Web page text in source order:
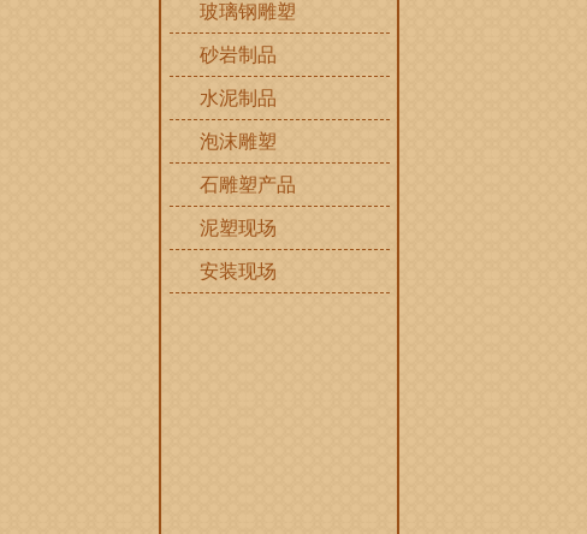
玻璃钢雕塑
砂岩制品
水泥制品
泡沫雕塑
石雕塑产品
泥塑现场
安装现场